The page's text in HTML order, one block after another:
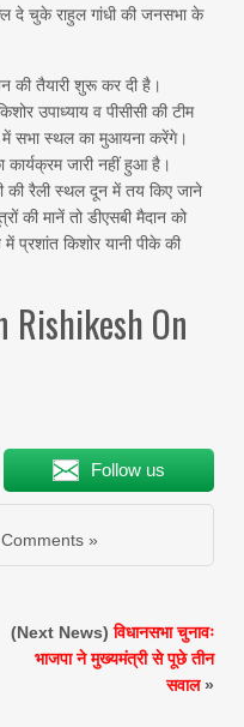
दे चुके राहुल गांधी की जनसभा के
तैयारी शुरू कर दी है।
उपाध्याय व पीसीसी की टीम
में सभा स्थल का मुआयना करेंगे।
कार्यक्रम जारी नहीं हुआ है।
की रैली स्थल दून में तय किए जाने
की मानें तो डीएसबी मैदान को
प्रशांत किशोर यानी पीके की
Rishikesh On
Follow us
»
(Next News)विधानसभा चुनावः
भाजपा ने मुख्यमंत्री से पूछे तीन
सवाल»